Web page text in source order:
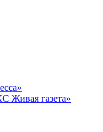
Живая газета»